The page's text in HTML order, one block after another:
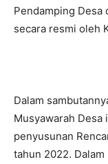
Pendamping Desa
secara resmi oleh
Dalam
Musyawarah Desa
penyusunan
tahun 2022.